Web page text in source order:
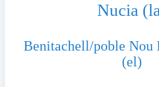
Nucia
Benitachell/poble Nou
(el)